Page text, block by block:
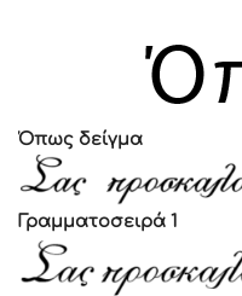
Όπως δείγμα
Γραμματοσειρά 1